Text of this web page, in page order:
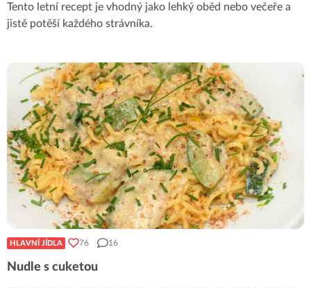
Tento letní recept je vhodný jako lehký oběd nebo večeře a
jistě potěší každého strávníka.
HLAVNÍ JÍDLA 76 16
Nudle s cuketou